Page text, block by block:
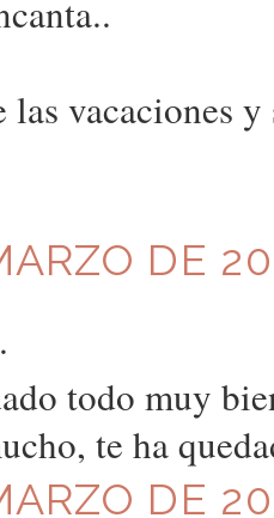
las vacaciones
DE
todo muy
te ha
DE